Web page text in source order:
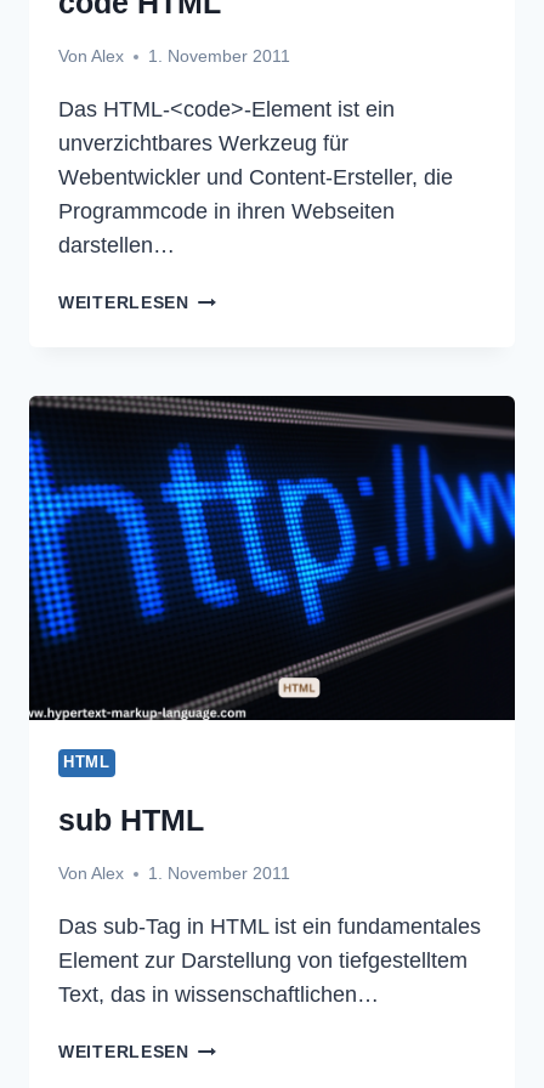
Von Alex 1. November 2011
Das HTML-<code>-Element ist ein
unverzichtbares Werkzeug für
Webentwickler und Content-Ersteller, die
Programmcode in ihren Webseiten
darstellen…
WEITERLESEN CODE
HTML
sub HTML
Von Alex 1. November 2011
Das sub-Tag in HTML ist ein fundamentales
Element zur Darstellung von tiefgestelltem
Text, das in wissenschaftlichen…
WEITERLESEN SUB